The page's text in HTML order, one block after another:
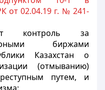
от 02.04.19 г. № 241-
контроль за
биржами
Казахстан о
(отмыванию)
путем, и